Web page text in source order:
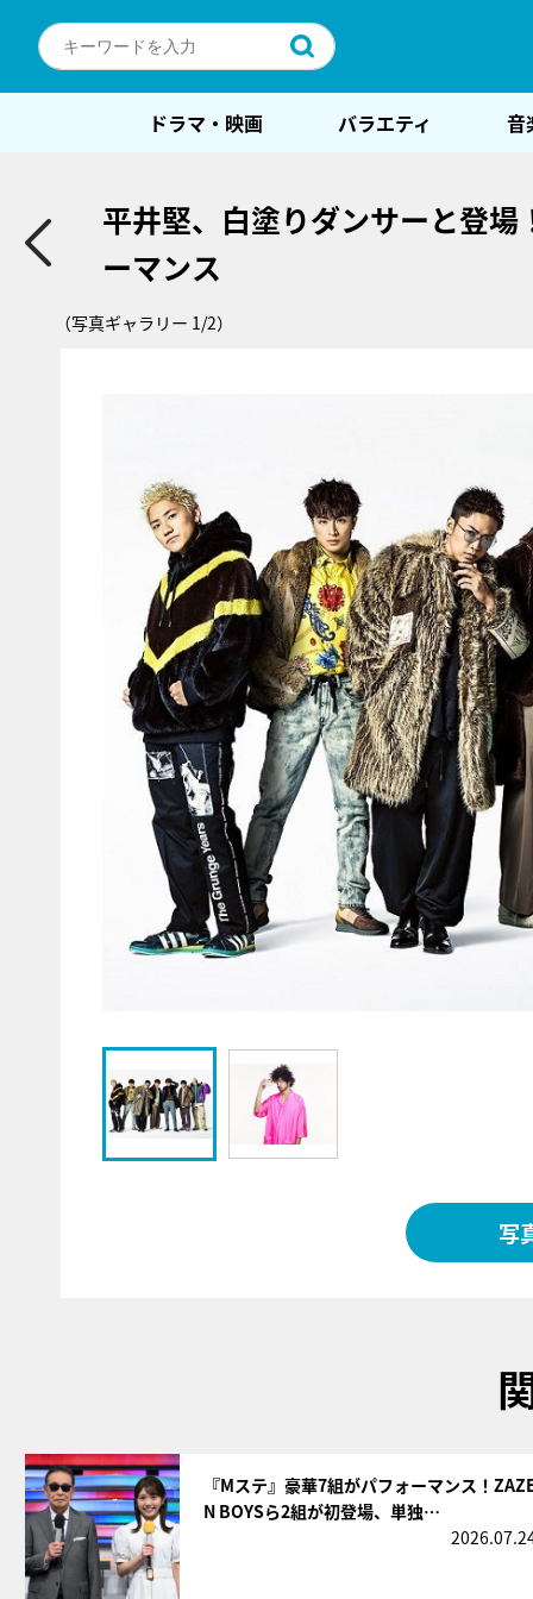
ドラマ・映画 バラエティ 音
平井堅、白塗りダンサーと登
ーマンス
（写真ギャラリー 1/2）
写
『Mステ』豪華7組がパフォーマンス！
N BOYSら2組が初登場、単独…